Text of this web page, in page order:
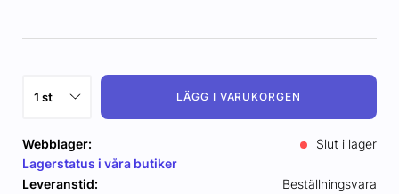
LÄGG I VARUKORGEN
Webblager:
Slut i lager
Lagerstatus i våra butiker
Leveranstid:
Beställningsvara